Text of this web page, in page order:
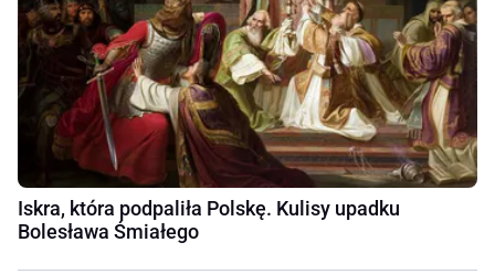
Iskra, która podpaliła Polskę. Kulisy upadku
Bolesława Śmiałego